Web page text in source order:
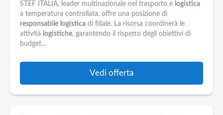
STEF ITALIA, leader multinazionale nel trasporto e logistica
a temperatura controllata, offre una posizione di
responsabile logistica di filiale. La risorsa coordinerà le
attività logistiche, garantendo il rispetto degli obiettivi di
budget...
Vedi offerta